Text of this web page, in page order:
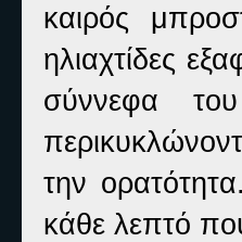
καιρός
ηλιαχτίδες
σύννεφα
την
κάθε λεπτό